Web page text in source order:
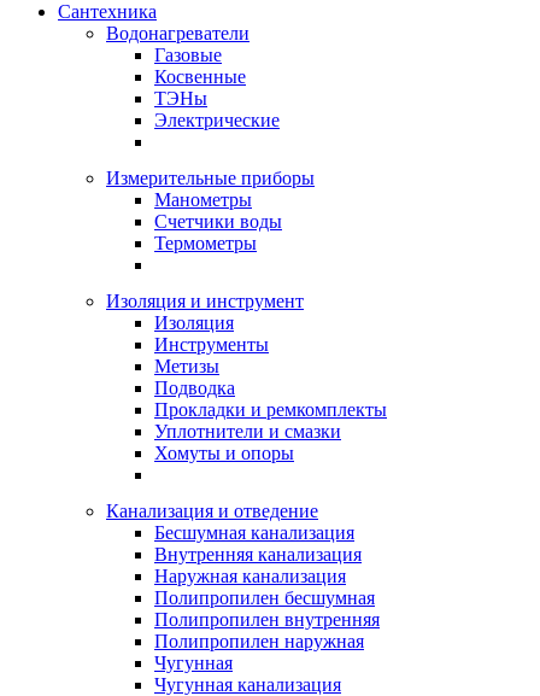
Сантехника
Водонагреватели
Газовые
Косвенные
ТЭНы
Электрические
Измерительные приборы
Манометры
Счетчики воды
Термометры
Изоляция и инструмент
Изоляция
Инструменты
Метизы
Подводка
Прокладки и ремкомплекты
Уплотнители и смазки
Хомуты и опоры
Канализация и отведение
Бесшумная канализация
Внутренняя канализация
Наружная канализация
Полипропилен бесшумная
Полипропилен внутренняя
Полипропилен наружная
Чугунная
Чугунная канализация